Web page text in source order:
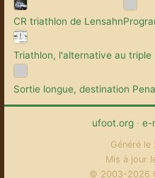
CR triathlon de Lensahn
Triathlon, l'alternative au triple
Sortie longue, destination
ufoot.org· e-
Généré
Mis à jour
© 2003-2026